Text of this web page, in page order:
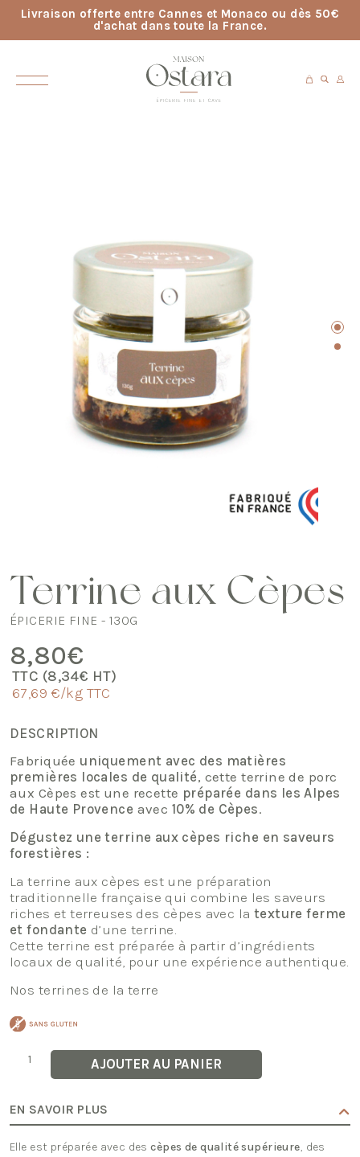
Livraison offerte entre Cannes et Monaco ou dès 50€
d'achat dans toute la France.
> TERRINE AUX CÈPES
Terrine aux Cèpes
ÉPICERIE FINE - 130G
8,80€
TTC (8,34€ HT)
67,69 €/kg TTC
DESCRIPTION
Fabriquée uniquement avec des matières
premières locales de qualité, cette terrine de porc
aux Cèpes est une recette préparée dans les Alpes
de Haute Provence avec 10% de Cèpes.
Dégustez une terrine aux cèpes riche en saveurs
forestières :
La terrine aux cèpes est une préparation
traditionnelle française qui combine les saveurs
riches et terreuses des cèpes avec la texture ferme
et fondante d’une terrine.
Cette terrine est préparée à partir d’ingrédients
locaux de qualité, pour une expérience authentique.
Nos terrines de la terre
quantité
AJOUTER AU PANIER
EN SAVOIR PLUS
Elle est préparée avec descèpes de qualité supérieure, des